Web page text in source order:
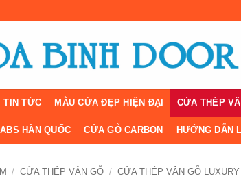
TIN TỨC MẪU CỬA ĐẸP HIỆN ĐẠI CỬA THÉP
HÀN QUỐC CỬA GỖ CARBON HƯỚNG DẪN
/ CỬA THÉP VÂN GỖ / CỬA THÉP VÂN GỖ LUXURY